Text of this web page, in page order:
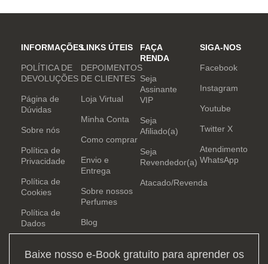
INFORMAÇÕES
POLÍTICA DE
DEVOLUÇÕES
Página de
Dúvidas
Sobre nós
Política de
Privacidade
Política de
Cookies
Política de
Dados
LINKS ÚTEIS
DEPOIMENTOS
DE CLIENTES
Loja Virtual
Minha Conta
Como comprar
Envio e
Entrega
Sobre nossos
Perfumes
Blog
FAÇA
RENDA
Seja
Assinante
VIP
Seja
Afiliado(a)
Seja
Revendedor(a)
Atacado/Revenda
SIGA-NOS
Facebook
Instagram
Youtube
Twitter X
Atendimento
WhatsApp
Baixe nosso e-Book gratuito para aprender os